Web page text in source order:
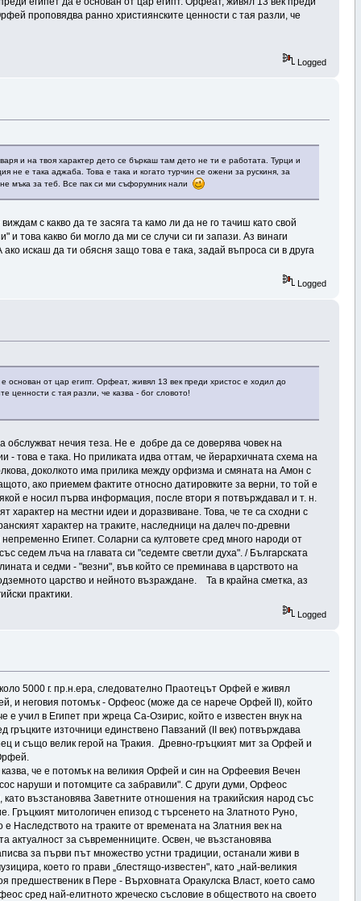
проповядва ранно християнските ценности с тая разли, че
Logged
и на твоя характер дето се бъркаш там дето не ти е работата. Турци и
е така аджаба. Това е така и когато турчин се ожени за рускиня, за
мъка за теб. Все пак си ми съфорумник нали
с какво да те засяга та камо ли да не го тачиш като свой
това какво би могло да ми се случи си ги запази. Аз винаги
искаш да ти обясня защо това е така, задай въпроса си в друга
Logged
от цар египт. Орфеат, живял 13 век преди христос е ходил до
с тая разли, че казва - бог словото!
нечия теза. Не е добре да се доверява човек на
- това е така. Но приликата идва оттам, че йерархичната схема на
доколкото има прилика между орфизма и смяната на Амон с
ако приемем фактите относно датировките за верни, то той е
е носил първа информация, после втори я потвърждавал и т. н.
характер на местни идеи и доразвиване. Това, че те са сходни с
характер на траките, наследници на далеч по-древни
Египет. Соларни са култовете сред много народи от
седем лъча на главата си "седемте светли духа". / Българската
и седми - "везни", във който се преминава в царството на
царство и нейното възраждане. Та в крайна сметка, аз
практики.
Logged
5000 г. пр.н.ера, следователно Праотецът Орфей е живял
и неговия потомък - Орфеос (може да се нарече Орфей II), който
е учил в Египет при жреца Са-Озирис, който е известен внук на
гръцките източници единствено Павзаний (II век) потвърждава
и също велик герой на Тракия. Древно-гръцкият мит за Орфей и
че е потомък на великия Орфей и син на Орфеевия Вечен
наруши и потомците са забравили". С други думи, Орфеос
възстановява Заветните отношения на тракийския народ със
Гръцкият митологичен епизод с търсенето на Златното Руно,
Наследството на траките от времената на Златния век на
актуалност за съвременниците. Освен, че възстановява
за първи път множество устни традиции, останали живи в
което го прави „блестящо-известен", като „най-великия
предшественик в Пере - Върховната Оракулска Власт, което само
сред най-елитното жреческо съсловие в обществото на своето